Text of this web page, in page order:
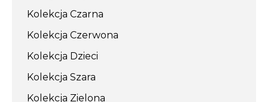
Kolekcja Czarna
Kolekcja Czerwona
Kolekcja Dzieci
Kolekcja Szara
Kolekcja Zielona